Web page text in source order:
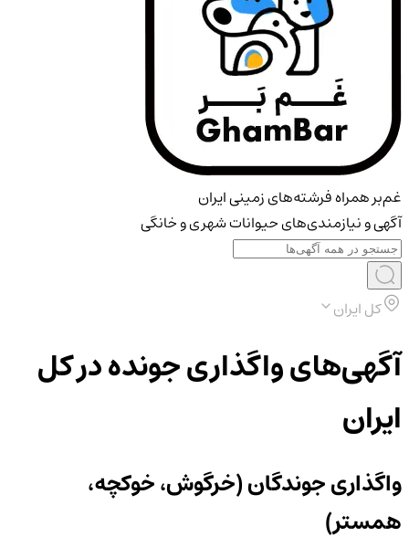
غم‌بر همراه فرشته‌های زمینی ایران
آگهی و نیازمندی‌های حیوانات شهری و خانگی
کل ایران
آگهی‌های واگذاری جوندهدر کل
ایران
واگذاری جوندگان (خرگوش، خوکچه،
همستر)